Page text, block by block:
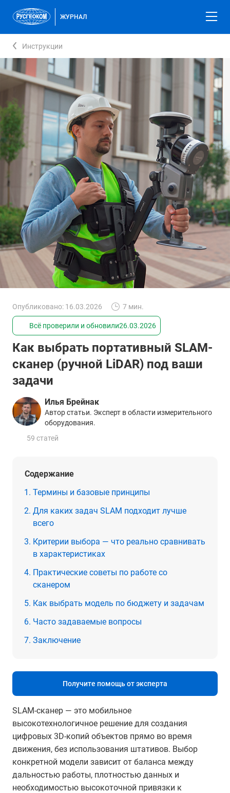
ЖУРНАЛ
Инструкции
Опубликовано: 16.03.2026 7 мин.
Всё проверили и обновили26.03.2026
Как выбрать портативный SLAM-
сканер (ручной LiDAR) под ваши
задачи
Илья Брейнак
Автор статьи. Эксперт в области измерительного
оборудования.
59 статей
Содержание
Термины и базовые принципы
Для каких задач SLAM подходит лучше
всего
Критерии выбора — что реально сравнивать
в характеристиках
Практические советы по работе со
сканером
Как выбрать модель по бюджету и задачам
Часто задаваемые вопросы
Заключение
Получите помощь от эксперта
SLAM-сканер — это мобильное
высокотехнологичное решение для создания
цифровых 3D-копий объектов прямо во время
движения, без использования штативов. Выбор
конкретной модели зависит от баланса между
дальностью работы, плотностью данных и
необходимостью высокоточной привязки к